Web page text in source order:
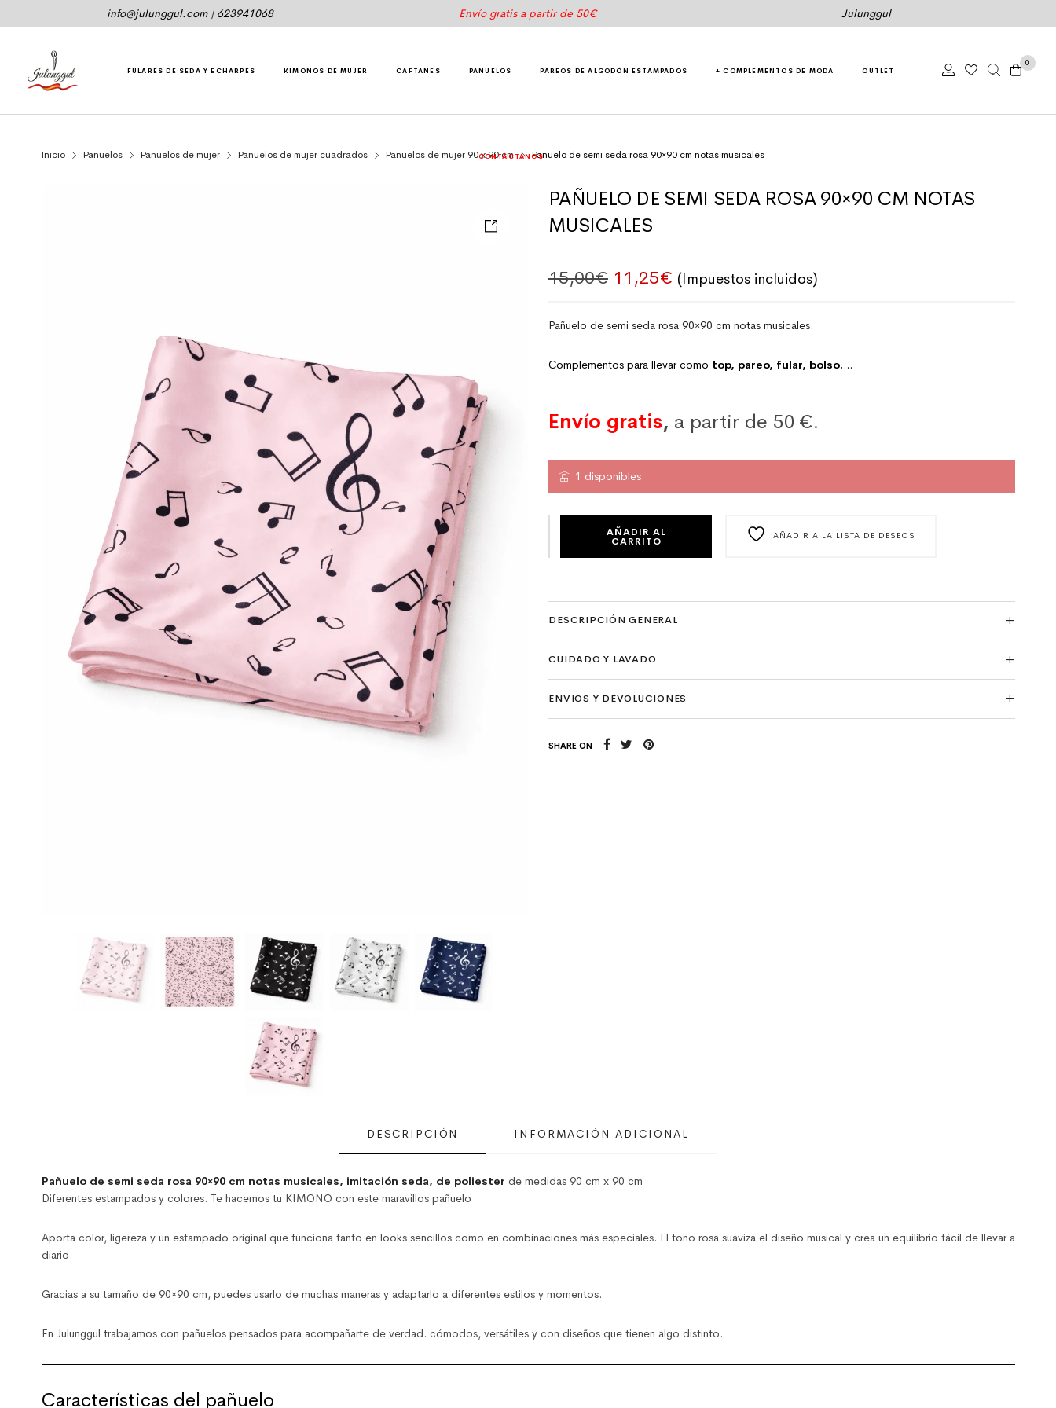
info@julunggul.com| 623941068 Envío gratis a partir de 50€ Julunggul
FULARES DE SEDA Y ECHARPES KIMONOS DE MUJER CAFTANES PAÑUELOS PAREOS DE ALGODÓN ESTAMPADOS + COMPLEMENTOS DE MODA OUTLET
CONTÁCTANOS
0
Inicio Pañuelos Pañuelos de mujer Pañuelos de mujer cuadrados Pañuelos de mujer 90 x 90 cm Pañuelo de semi seda rosa 90×90 cm notas musicales
PAÑUELO DE SEMI SEDA ROSA 90×90 CM NOTAS
MUSICALES
15,00€ El precio original era: 15,00€.
11,25€ El precio actual es: 11,25€.
(Impuestos incluidos)
Pañuelo de semi seda rosa 90×90 cm notas musicales.
Complementos para llevar como top, pareo, fular, bolso.…
Envío gratis, a partir de 50 €.
1 disponibles
AÑADIR AL
CARRITO AÑADIR A LA LISTA DE DESEOS
DESCRIPCIÓN GENERAL
CUIDADO Y LAVADO
ENVIOS Y DEVOLUCIONES
SHARE ON
DESCRIPCIÓN INFORMACIÓN ADICIONAL
Pañuelo de semi seda rosa 90×90 cm notas musicales, imitación seda, de poliester de medidas 90 cm x 90 cm
Diferentes estampados y colores. Te hacemos tu KIMONO con este maravillos pañuelo
Aporta color, ligereza y un estampado original que funciona tanto en looks sencillos como en combinaciones más especiales. El tono rosa suaviza el diseño musical y crea un equilibrio fácil de llevar a
diario.
Gracias a su tamaño de 90×90 cm, puedes usarlo de muchas maneras y adaptarlo a diferentes estilos y momentos.
En Julunggul trabajamos con pañuelos pensados para acompañarte de verdad: cómodos, versátiles y con diseños que tienen algo distinto.
Características del pañuelo